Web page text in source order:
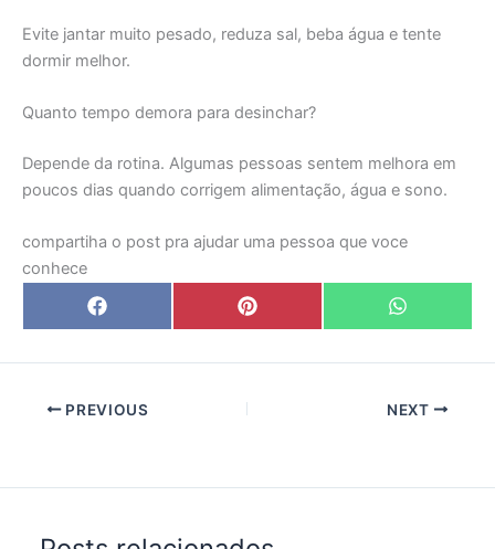
Evite jantar muito pesado, reduza sal, beba água e tente
dormir melhor.
Quanto tempo demora para desinchar?
Depende da rotina. Algumas pessoas sentem melhora em
poucos dias quando corrigem alimentação, água e sono.
compartiha o post pra ajudar uma pessoa que voce
conhece
Share
on
F
a
e
o
k
Share
on
P
i
t
Share
on
W
h
t
p
p
PREVIOUS NEXT